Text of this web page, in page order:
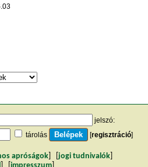
jelszó:
tárolás
[regisztráció]
apróságok jogi tudnivalók
impresszum]